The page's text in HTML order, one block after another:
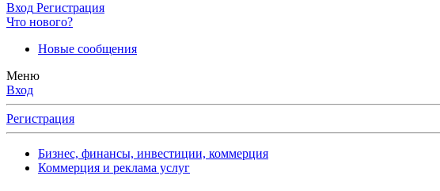
Вход Регистрация
Что нового?
Новые сообщения
Меню
Вход
Регистрация
Бизнес, финансы, инвестиции, коммерция
Коммерция и реклама услуг